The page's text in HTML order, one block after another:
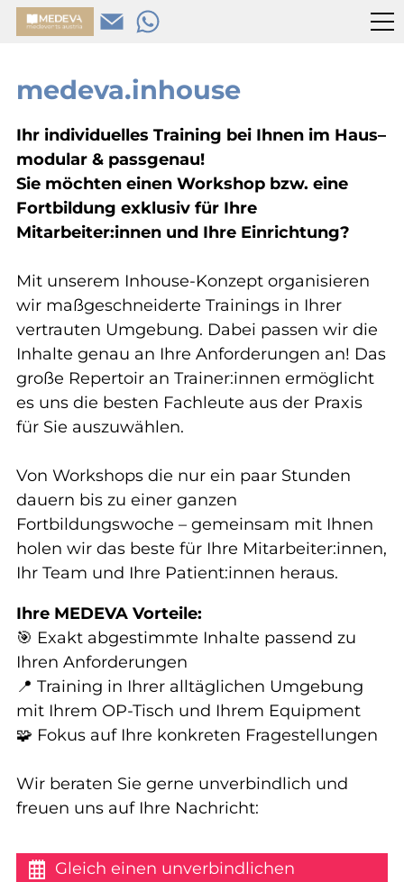
medeva.inhouse
Ihr individuelles Training bei Ihnen im Haus–
modular & passgenau!
Sie möchten einen Workshop bzw. eine
Fortbildung exklusiv für Ihre
Mitarbeiter:innen und Ihre Einrichtung?
Mit unserem Inhouse-Konzept organisieren
wir maßgeschneiderte Trainings in Ihrer
vertrauten Umgebung. Dabei passen wir die
Inhalte genau an Ihre Anforderungen an! Das
große Repertoir an Trainer:innen ermöglicht
es uns die besten Fachleute aus der Praxis
für Sie auszuwählen.
Von Workshops die nur ein paar Stunden
dauern bis zu einer ganzen
Fortbildungswoche – gemeinsam mit Ihnen
holen wir das beste für Ihre Mitarbeiter:innen,
Ihr Team und Ihre Patient:innen heraus.
Ihre MEDEVA Vorteile:
🎯 Exakt abgestimmte Inhalte passend zu
Ihren Anforderungen
📍 Training in Ihrer alltäglichen Umgebung
mit Ihrem OP-Tisch und Ihrem Equipment
🧩 Fokus auf Ihre konkreten Fragestellungen
Wir beraten Sie gerne unverbindlich und
freuen uns auf Ihre Nachricht:
Gleich einen unverbindlichen